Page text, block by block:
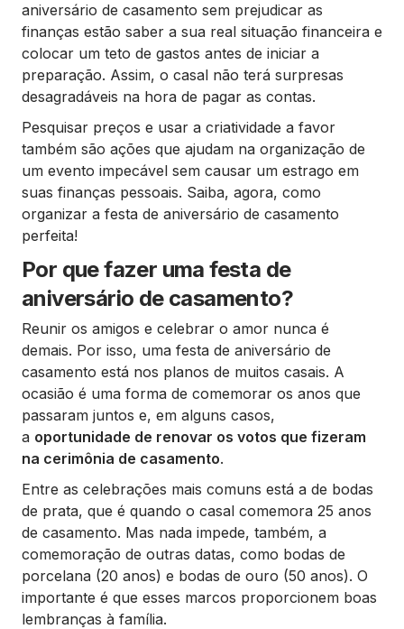
aniversário de casamento sem prejudicar as
finanças estão saber a sua real situação financeira e
colocar um teto de gastos antes de iniciar a
preparação. Assim, o casal não terá surpresas
desagradáveis na hora de pagar as contas.
Pesquisar preços e usar a criatividade a favor
também são ações que ajudam na organização de
um evento impecável sem causar um estrago em
suas finanças pessoais. Saiba, agora, como
organizar a festa de aniversário de casamento
perfeita!
Por que fazer uma festa de
aniversário de casamento?
Reunir os amigos e celebrar o amor nunca é
demais. Por isso, uma festa de aniversário de
casamento está nos planos de muitos casais. A
ocasião é uma forma de comemorar os anos que
passaram juntos e, em alguns casos,
a oportunidade de renovar os votos que fizeram
na cerimônia de casamento.
Entre as celebrações mais comuns está a de bodas
de prata, que é quando o casal comemora 25 anos
de casamento. Mas nada impede, também, a
comemoração de outras datas, como bodas de
porcelana (20 anos) e bodas de ouro (50 anos). O
importante é que esses marcos proporcionem boas
lembranças à família.